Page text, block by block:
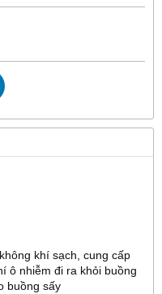
khí sạch, cung cấp
ô nhiễm đi ra khỏi buồng
buồng sấy